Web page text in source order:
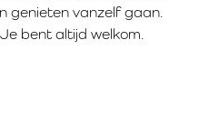
genieten vanzelf gaan.
bent altijd welkom.